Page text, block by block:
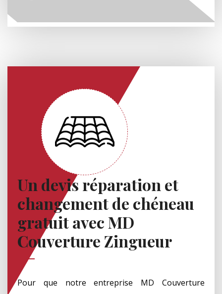
Un devis réparation et
changement de chéneau
gratuit avec MD
Couverture Zingueur
Pour que notre entreprise MD Couverture